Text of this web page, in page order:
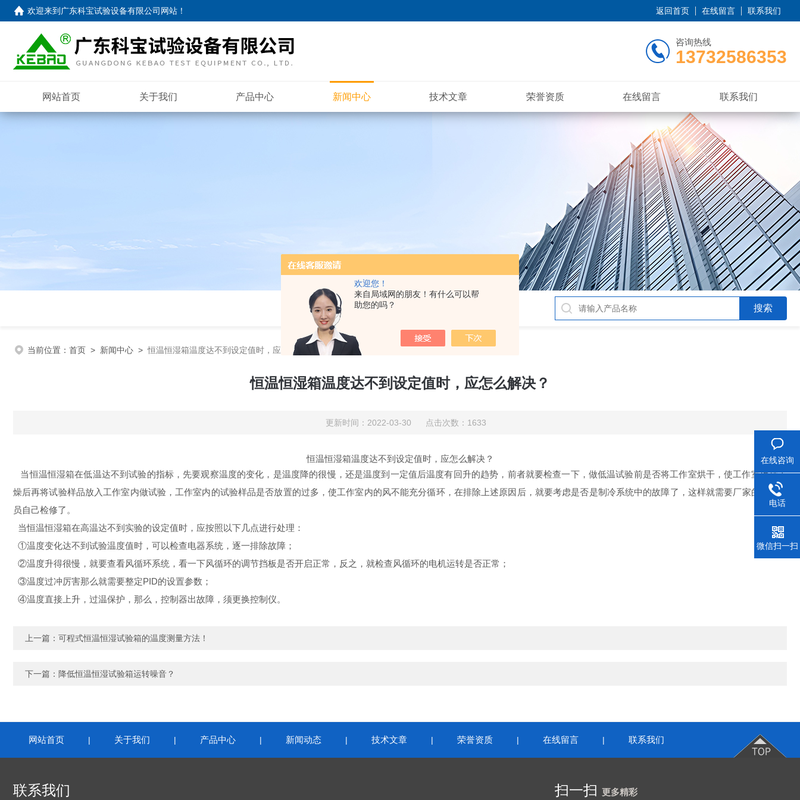
欢迎您！
来自局域网的朋友！有什么可以帮
助您的吗？
欢迎来到 广东科宝试验设备有限公司网站 ！ 返回首页 在线留言 联系我们
咨询热线
13732586353
网站首页 关于我们 产品中心 新闻中心 技术文章 荣誉资质 在线留言 联系我们
当前位置： 首页 > 新闻中心 >恒温恒湿箱温度达不到设定值时，应怎么解决？
恒温恒湿箱温度达不到设定值时，应怎么解决？
更新时间：2022-03-30 点击次数：1633
恒温恒湿箱温度达不到设定值时，应怎么解决？
当恒温恒湿箱在低温达不到试验的指标，先要观察温度的变化，是温度降的很慢，还是温度到一定值后温度有回升的趋势，前者就要检查一下，做低温试验前是否将工作室烘干，使工作室保持干
燥后再将试验样品放入工作室内做试验，工作室内的试验样品是否放置的过多，使工作室内的风不能充分循环，在排除上述原因后，就要考虑是否是制冷系统中的故障了，这样就需要厂家的专业人
员自己检修了。
当恒温恒湿箱在高温达不到实验的设定值时，应按照以下几点进行处理：
①温度变化达不到试验温度值时，可以检查电器系统，逐一排除故障；
②温度升得很慢，就要查看风循环系统，看一下风循环的调节挡板是否开启正常，反之，就检查风循环的电机运转是否正常；
③温度过冲厉害那么就需要整定PID的设置参数；
④温度直接上升，过温保护，那么，控制器出故障，须更换控制仪。
上一篇： 可程式恒温恒湿试验箱的温度测量方法！
下一篇： 降低恒温恒湿试验箱运转噪音？
网站首页 | 关于我们 | 产品中心 | 新闻动态 | 技术文章 | 荣誉资质 | 在线留言 | 联系我们
联系我们 扫一扫 更多精彩
在线咨询
电话
微信扫一扫